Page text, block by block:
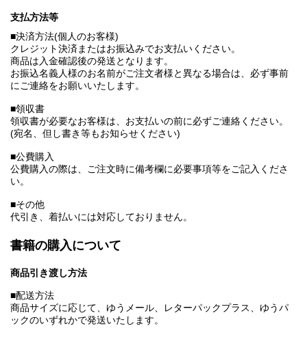
支払方法等
■決済方法(個人のお客様)
クレジット決済またはお振込みでお支払いください。
商品は入金確認後の発送となります。
お振込名義人様のお名前がご注文者様と異なる場合は、必ず事前
にご連絡をお願いいたします。
■領収書
領収書が必要なお客様は、お支払いの前に必ずご連絡ください。
(宛名、但し書き等もお知らせください)
■公費購入
公費購入の際は、ご注文時に備考欄に必要事項等をご記入くださ
い。
■その他
代引き、着払いには対応しておりません。
書籍の購入について
商品引き渡し方法
■配送方法
商品サイズに応じて、ゆうメール、レターパックプラス、ゆうパ
ックのいずれかで発送いたします。